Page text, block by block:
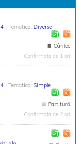
| Tematica: Diverse
Cântec
Confirmata de 1 ori
| Tematica: Simple
Partitură
Confirmata de 2 ori